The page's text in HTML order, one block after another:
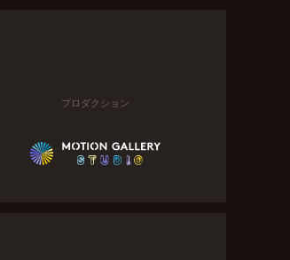
プロダクション